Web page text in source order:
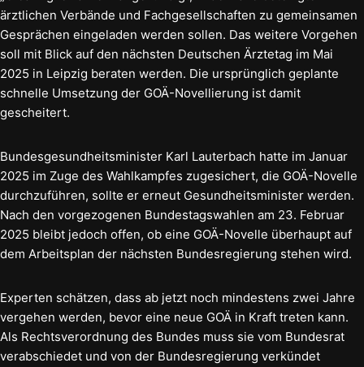
ärztlichen Verbände und Fachgesellschaften zu gemeinsamen
Gesprächen eingeladen werden sollen. Das weitere Vorgehen
soll mit Blick auf den nächsten Deutschen Ärztetag im Mai
2025 in Leipzig beraten werden. Die ursprünglich geplante
schnelle Umsetzung der GOÄ-Novellierung ist damit
gescheitert.
Bundesgesundheitsminister Karl Lauterbach hatte im Januar
2025 im Zuge des Wahlkampfes zugesichert, die GOÄ-Novelle
durchzuführen, sollte er erneut Gesundheitsminister werden.
Nach den vorgezogenen Bundestagswahlen am 23. Februar
2025 bleibt jedoch offen, ob eine GOÄ-Novelle überhaupt auf
dem Arbeitsplan der nächsten Bundesregierung stehen wird.
Experten schätzen, dass ab jetzt noch mindestens zwei Jahre
vergehen werden, bevor eine neue GOÄ in Kraft treten kann.
Als Rechtsverordnung des Bundes muss sie vom Bundesrat
verabschiedet und von der Bundesregierung verkündet